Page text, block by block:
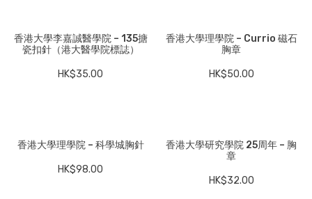
香港大學李嘉誠醫學院 – 135搪
瓷扣針（港大醫學院標誌）
HK$35.00
香港大學理學院 – Currio 磁石
胸章
HK$50.00
香港大學理學院 – 科學城胸針
HK$98.00
香港大學研究學院 25周年 – 胸
章
HK$32.00